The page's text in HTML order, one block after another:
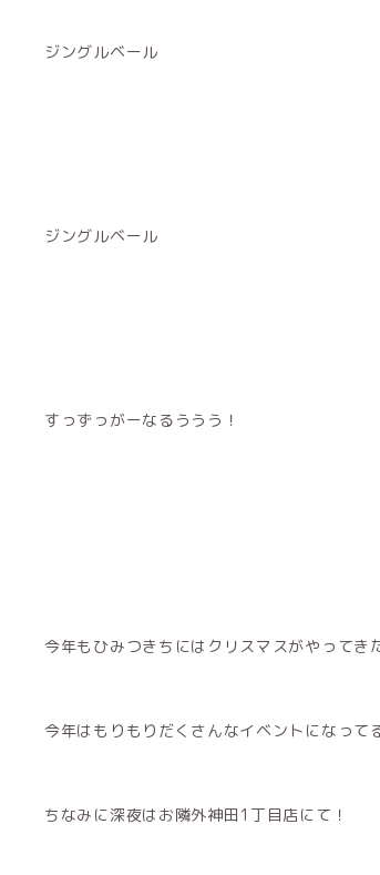
ジングルベール
ジングルベール
すっずっがーなるううう！
今年もひみつきちにはクリスマスがやってき
今年はもりもりだくさんなイベントになって
ちなみに深夜はお隣外神田1丁目店にて！